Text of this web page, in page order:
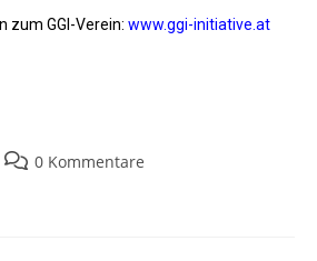
zum GGI-Verein: www.ggi-initiative.at
0 Kommentare